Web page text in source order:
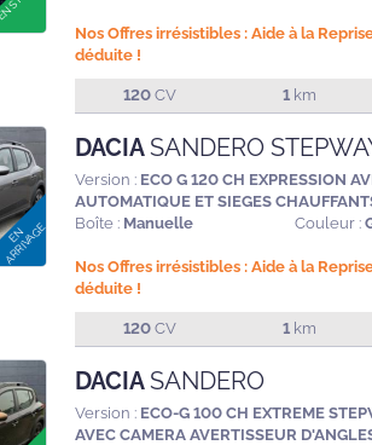
Nos Offres irrésistibles : Aide à la
déduite !
120 CV 1 km
DACIASANDERO
Version : ECO G 120 CH EXPRESSION
AUTOMATIQUE ET SIEGES
Boîte : Manuelle Couleur :
Nos Offres irrésistibles : Aide à la
déduite !
120 CV 1 km
DACIASANDERO
Version : ECO-G 100 CH EXTREME
AVEC CAMERA AVERTISSEUR